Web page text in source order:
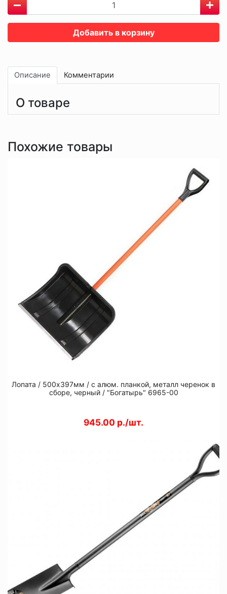
Добавить в корзину
Описание Комментарии
О товаре
Похожие товары
Лопата / 500х397мм / с алюм. планкой, металл черенок в
сборе, черный / "Богатырь" 6965-00
945.00 р./шт.